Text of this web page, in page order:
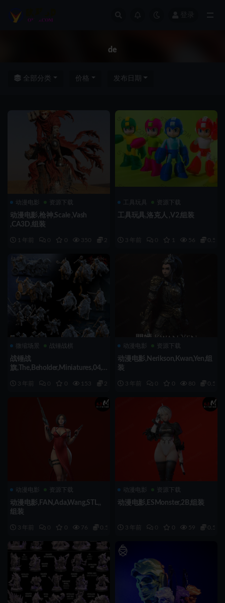
de
全部分类 价格 发布日期
动漫电影 资源下载
动漫电影,枪神,Scale ,Vash
,CA3D,组装
1 年前 0 0 350 2
工具玩具 资源下载
工具玩具,洛克人 ,V2,组装
3 年前 0 1 56 0.5
微缩场景 战锤战棋
战锤战
旗,The,Beholder,Miniatures,04,2
3 年前 0 153 2
动漫电影 资源下载
动漫电影,Nerikson,Kwan,Yen,组
装
3 年前 0 80 0.5
动漫电影 资源下载
动漫电影,FAN,Ada,Wang,STL,,
组装
3 年前 0 0 76 0.5
动漫电影 资源下载
动漫电影,ESMonster,2B,组装
3 年前 0 0 59 0.5